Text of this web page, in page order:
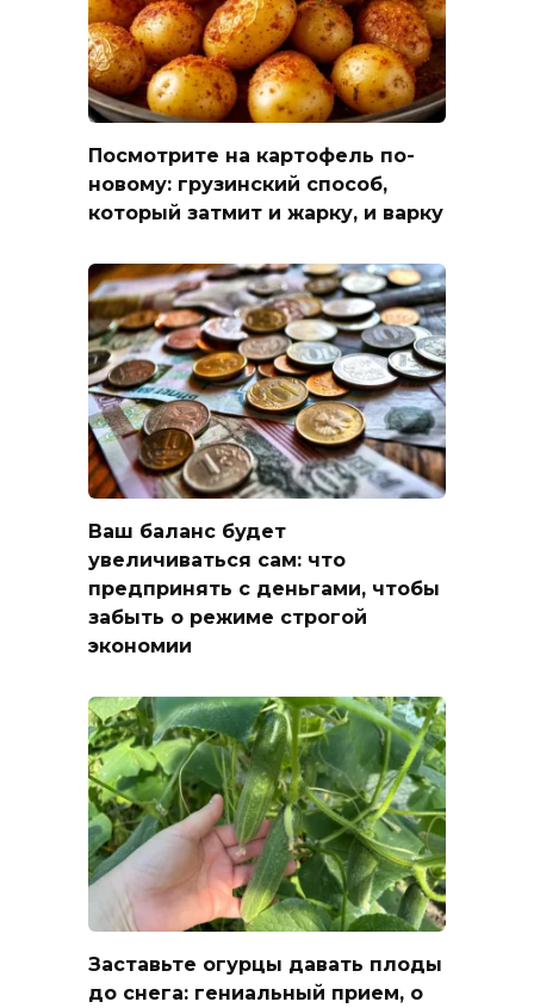
Посмотрите на картофель по-
новому: грузинский способ,
который затмит и жарку, и варку
Ваш баланс будет
увеличиваться сам: что
предпринять с деньгами, чтобы
забыть о режиме строгой
экономии
Заставьте огурцы давать плоды
до снега: гениальный прием, о